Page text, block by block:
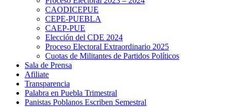
CAODICEPUE
CEPE-PUEBLA
CAEP-PUE
Elección del CDE 2024
Proceso Electoral Extraordinario 2025
Cuotas de Militantes de Partidos Políticos
Sala de Prensa
Afiliate
Transparencia
Palabra en Puebla Trimestral
Panistas Poblanos Escriben Semestral